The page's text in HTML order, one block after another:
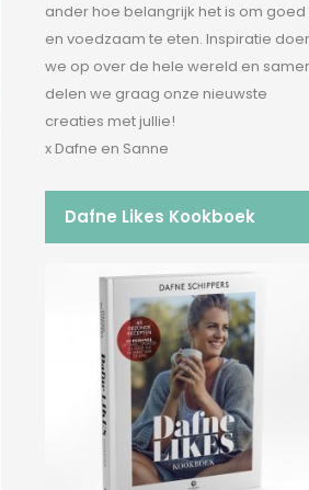
ander hoe belangrijk het is om goed
en voedzaam te eten. Inspiratie
we op over de hele wereld en
delen we graag onze nieuwste
creaties met jullie!
x Dafne en Sanne
Dafne Likes Kookboek